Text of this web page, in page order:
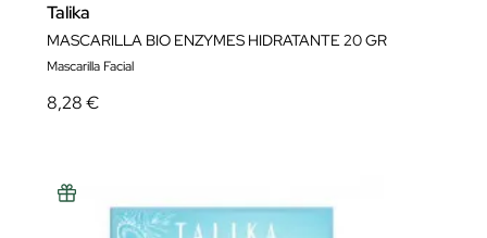
Talika
MASCARILLA BIO ENZYMES HIDRATANTE 20 GR
Mascarilla Facial
8,28 €